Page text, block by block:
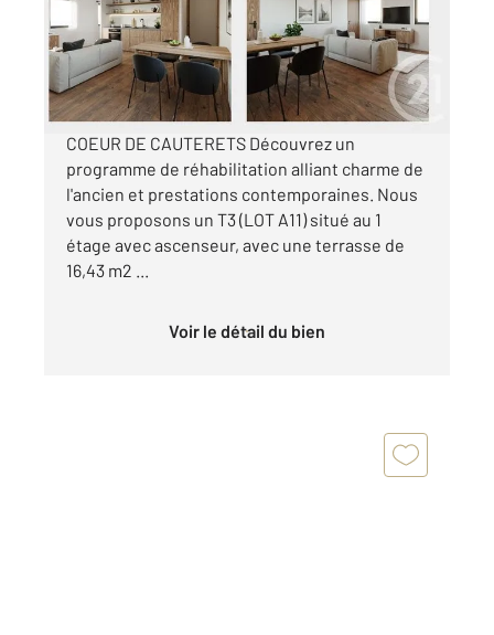
Appartement à vendre
289 800 €
NOUVEAU PROGRAMME DE REHABILITATION -
COEUR DE CAUTERETS Découvrez un
programme de réhabilitation alliant charme de
l'ancien et prestations contemporaines. Nous
vous proposons un T3 (LOT A11) situé au 1
étage avec ascenseur, avec une terrasse de
16,43 m2 ...
Voir le détail du bien